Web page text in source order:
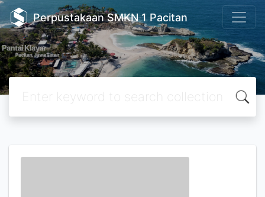
Perpustakaan SMKN 1 Pacitan